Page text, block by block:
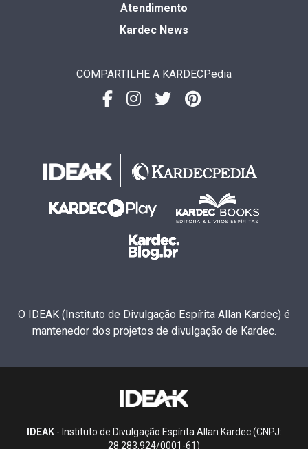
Atendimento
Kardec News
COMPARTILHE A KARDECPedia
O IDEAK (Instituto de Divulgação Espírita Allan Kardec) é
mantenedor dos projetos de divulgação de Kardec.
IDEAK- Instituto de Divulgação Espírita Allan Kardec (CNPJ:
28.283.924/0001-61)